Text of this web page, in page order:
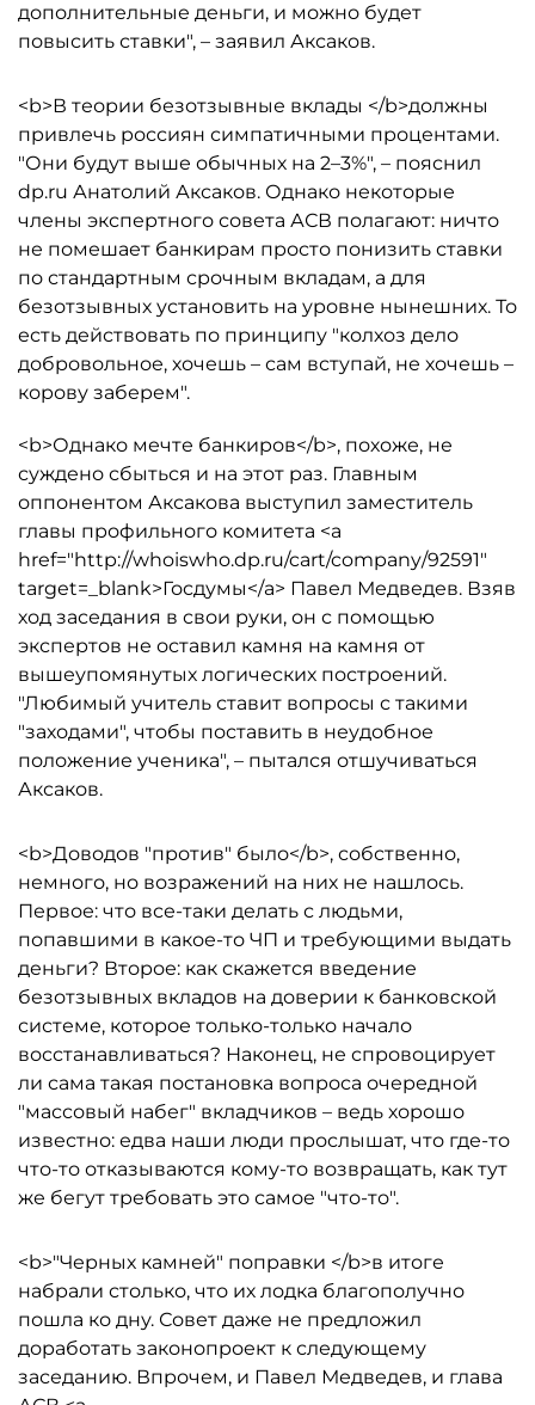
дополнительные деньги, и можно будет
повысить ставки", – заявил Аксаков.
<b>В теории безотзывные вклады </b>должны
привлечь россиян симпатичными процентами.
"Они будут выше обычных на 2–3%", – пояснил
dp.ru Анатолий Аксаков. Однако некоторые
члены экспертного совета АСВ полагают: ничто
не помешает банкирам просто понизить ставки
по стандартным срочным вкладам, а для
безотзывных установить на уровне нынешних. То
есть действовать по принципу "колхоз дело
добровольное, хочешь – сам вступай, не хочешь –
корову заберем".
<b>Однако мечте банкиров</b>, похоже, не
суждено сбыться и на этот раз. Главным
оппонентом Аксакова выступил заместитель
главы профильного комитета <a
href="http://whoiswho.dp.ru/cart/company/92591"
target=_blank>Госдумы</a> Павел Медведев. Взяв
ход заседания в свои руки, он с помощью
экспертов не оставил камня на камня от
вышеупомянутых логических построений.
"Любимый учитель ставит вопросы с такими
"заходами", чтобы поставить в неудобное
положение ученика", – пытался отшучиваться
Аксаков.
<b>Доводов "против" было</b>, собственно,
немного, но возражений на них не нашлось.
Первое: что все-таки делать с людьми,
попавшими в какое-то ЧП и требующими выдать
деньги? Второе: как скажется введение
безотзывных вкладов на доверии к банковской
системе, которое только-только начало
восстанавливаться? Наконец, не спровоцирует
ли сама такая постановка вопроса очередной
"массовый набег" вкладчиков – ведь хорошо
известно: едва наши люди прослышат, что где-то
что-то отказываются кому-то возвращать, как тут
же бегут требовать это самое "что-то".
<b>"Черных камней" поправки </b>в итоге
набрали столько, что их лодка благополучно
пошла ко дну. Совет даже не предложил
доработать законопроект к следующему
заседанию. Впрочем, и Павел Медведев, и глава